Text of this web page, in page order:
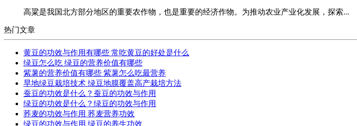
高粱是我国北方部分地区的重要农作物，也是重要的经济作物。为推动农业产业化发展，探索...
热门文章
黄豆的功效与作用有哪些 常吃黄豆的好处是什么
绿豆怎么吃 绿豆的营养价值有哪些
紫薯的营养价值有哪些 紫薯怎么吃最营养
旱地绿豆栽培技术 绿豆地膜覆盖高产栽培方法
蚕豆的功效是什么？蚕豆的功效与作用
绿豆的功效是什么？绿豆的功效与作用
荞麦的功效与作用 荞麦营养功效
绿豆的功效与作用 绿豆的养生功效